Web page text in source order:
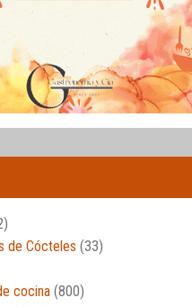
de Cócteles (33)
cocina (800)